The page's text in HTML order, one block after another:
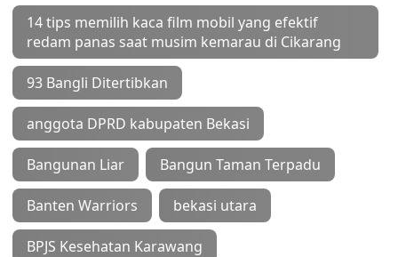
14 tips memilih kaca film mobil yang efektif
redam panas saat musim kemarau di Cikarang
93 Bangli Ditertibkan
anggota DPRD kabupaten Bekasi
Bangunan Liar Bangun Taman Terpadu
Banten Warriors bekasi utara
BPJS Kesehatan Karawang